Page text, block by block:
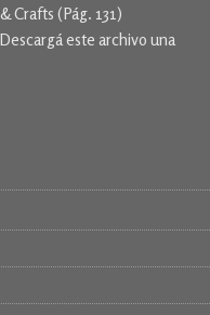
Crafts (Pág. 131)
este archivo una